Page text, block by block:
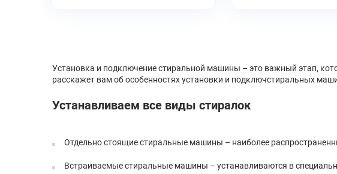
Установка и подключение стиральной машины – это важный этап,
расскажет вам об особенностях установки и подключстиральных
Устанавливаем все виды стиралок
Отдельно стоящие стиральные машины – наиболее
Встраиваемые стиральные машины – устанавливаются в